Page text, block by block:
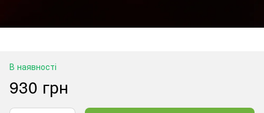
В наявності
930 грн